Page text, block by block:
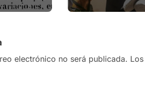
electrónico no será publicada.